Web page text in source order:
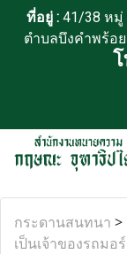
ที่อยู่ :41/38 หมู่
ตำบลบึงคำพร้อ
กระดานสนทนา >
เป็นเจ้าของรถมอ